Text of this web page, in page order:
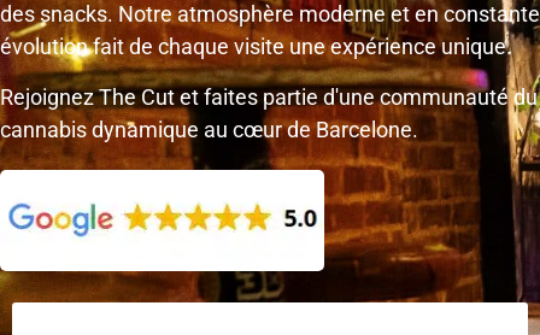
des snacks. Notre atmosphère moderne et en constante
évolution fait de chaque visite une expérience unique.
Rejoignez The Cut et faites partie d'une communauté du
cannabis dynamique au cœur de Barcelone.